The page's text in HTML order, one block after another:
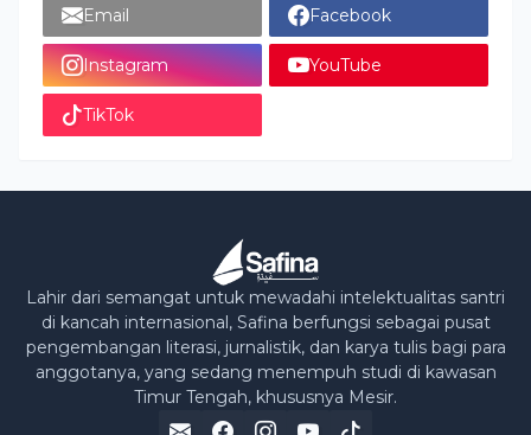
Email Facebook
Instagram YouTube
TikTok
Lahir dari semangat untuk mewadahi intelektualitas santri
di kancah internasional, Safina berfungsi sebagai pusat
pengembangan literasi, jurnalistik, dan karya tulis bagi para
anggotanya, yang sedang menempuh studi di kawasan
Timur Tengah, khususnya Mesir.